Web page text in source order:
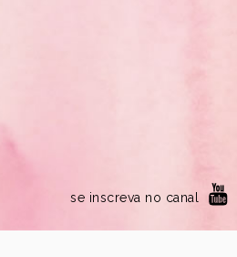
se inscreva no canal